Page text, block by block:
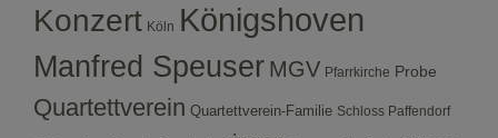
Konzert Köln Königshoven
Manfred Speuser MGV Pfarrkirche Probe
Quartettverein Quartettverein-Familie Schloss Paffendorf